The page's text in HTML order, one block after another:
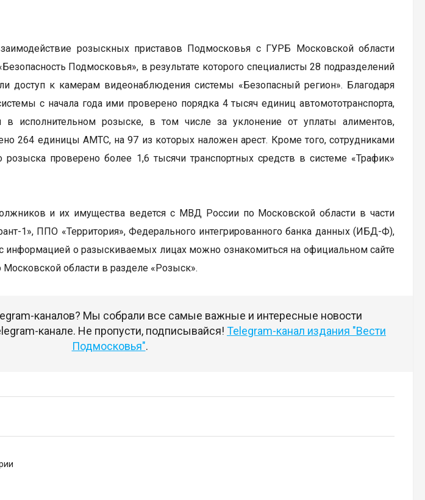
розыскных приставов Подмосковья с ГУРБ Московской области
Подмосковья», в результате которого специалисты 28 подразделений
доступ к камерам видеонаблюдения системы «Безопасный регион». Благодаря
с начала года ими проверено порядка 4 тысяч единиц автомототранспорта,
в исполнительном розыске, в том числе за уклонение от уплаты алиментов,
264 единицы АМТС, на 97 из которых наложен арест. Кроме того, сотрудниками
розыска проверено более 1,6 тысячи транспортных средств в системе «Трафик»
и их имущества ведется с МВД России по Московской области в части
1», ППО «Территория», Федерального интегрированного банка данных (ИБД-Ф),
информацией о разыскиваемых лицах можно ознакомиться на официальном сайте
области в разделе «Розыск».
каналов? Мы собрали все самые важные и интересные новости
канале. Не пропусти, подписывайся! Telegram-канал издания "Вести
Подмосковья".